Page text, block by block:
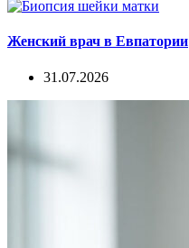
Женский врач в Евпатории
31.07.2026